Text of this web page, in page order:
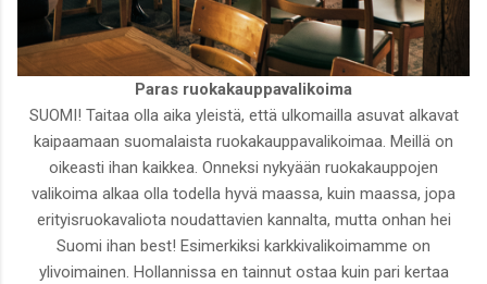
Paras ruokakauppavalikoima
SUOMI! Taitaa olla aika yleistä, että ulkomailla asuvat alkavat
kaipaamaan suomalaista ruokakauppavalikoimaa. Meillä on
oikeasti ihan kaikkea. Onneksi nykyään ruokakauppojen
valikoima alkaa olla todella hyvä maassa, kuin maassa, jopa
erityisruokavaliota noudattavien kannalta, mutta onhan hei
Suomi ihan best! Esimerkiksi karkkivalikoimamme on
ylivoimainen. Hollannissa en tainnut ostaa kuin pari kertaa